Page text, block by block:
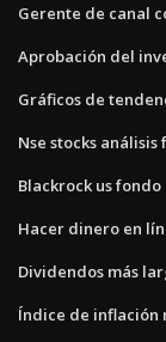
Gerente de canal
Aprobación del
Gráficos de
Nse stocks
Blackrock us
Hacer dinero en
Dividendos más
Índice de inflación